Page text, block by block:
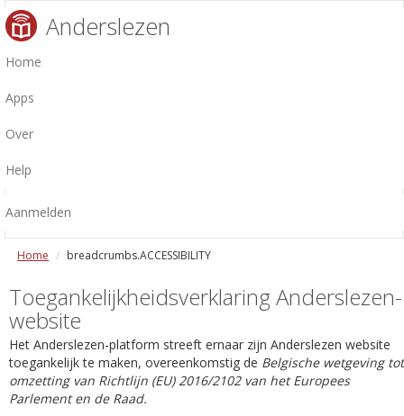
Anderslezen
Home
Apps
Over
Help
Aanmelden
Home breadcrumbs.ACCESSIBILITY
Toegankelijkheidsverklaring Anderslezen-
website
Het Anderslezen-platform streeft ernaar zijn Anderslezen website
toegankelijk te maken, overeenkomstig de Belgische wetgeving tot
omzetting van Richtlijn (EU) 2016/2102 van het Europees
Parlement en de Raad.